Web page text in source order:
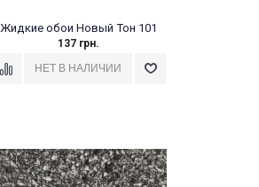
Жидкие обои Новый Тон 101
137 грн.